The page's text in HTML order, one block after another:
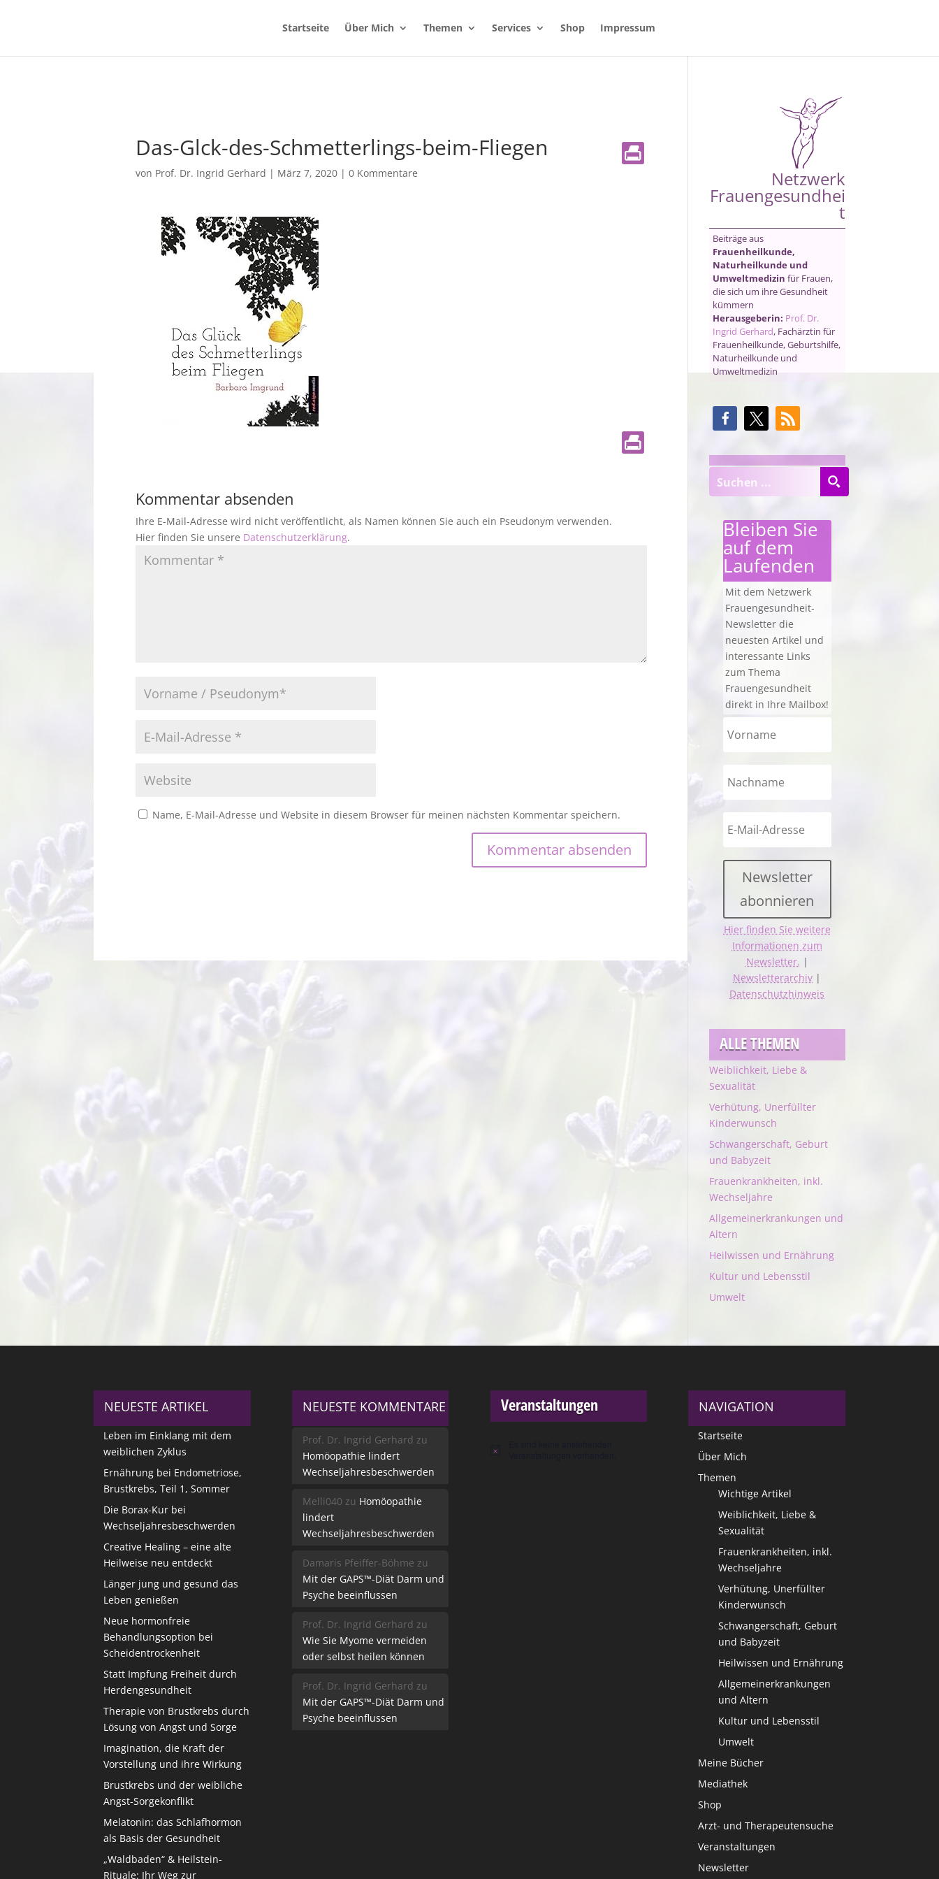
Startseite Über Mich Themen Services Shop Impressum
Das-Glck-des-Schmetterlings-beim-Fliegen
von Prof. Dr. Ingrid Gerhard | März 7, 2020| 0 Kommentare
Kommentar absenden
Ihre E-Mail-Adresse wird nicht veröffentlicht, als Namen können Sie auch ein Pseudonym verwenden.
Hier finden Sie unsere Datenschutzerklärung.
Name, E-Mail-Adresse und Website in diesem Browser für meinen nächsten Kommentar speichern.
Netzwerk
Frauengesundhei
t
Beiträge aus
Frauenheilkunde,
Naturheilkunde und
Umweltmedizin für Frauen,
die sich um ihre Gesundheit
kümmern
Herausgeberin: Prof. Dr.
Ingrid Gerhard, Fachärztin für
Frauenheilkunde, Geburtshilfe,
Naturheilkunde und
Umweltmedizin
Bleiben Sie
auf dem
Laufenden
Mit dem Netzwerk
Frauengesundheit-
Newsletter die
neuesten Artikel und
interessante Links
zum Thema
Frauengesundheit
direkt in Ihre Mailbox!
Newsletter
abonnieren
Hier finden Sie weitere
Informationen zum
Newsletter. |
Newsletterarchiv |
Datenschutzhinweis
ALLE THEMEN
Weiblichkeit, Liebe &
Sexualität
Verhütung, Unerfüllter
Kinderwunsch
Schwangerschaft, Geburt
und Babyzeit
Frauenkrankheiten, inkl.
Wechseljahre
Allgemeinerkrankungen und
Altern
Heilwissen und Ernährung
Kultur und Lebensstil
Umwelt
NEUESTE ARTIKEL
Leben im Einklang mit dem
weiblichen Zyklus
Ernährung bei Endometriose,
Brustkrebs, Teil 1, Sommer
Die Borax-Kur bei
Wechseljahresbeschwerden
Creative Healing – eine alte
Heilweise neu entdeckt
Länger jung und gesund das
Leben genießen
Neue hormonfreie
Behandlungsoption bei
Scheidentrockenheit
Statt Impfung Freiheit durch
Herdengesundheit
Therapie von Brustkrebs durch
Lösung von Angst und Sorge
Imagination, die Kraft der
Vorstellung und ihre Wirkung
Brustkrebs und der weibliche
Angst-Sorgekonflikt
Melatonin: das Schlafhormon
als Basis der Gesundheit
„Waldbaden“ & Heilstein-
Rituale: Ihr Weg zur
NEUESTE KOMMENTARE
Prof. Dr. Ingrid Gerhard zu
Homöopathie lindert
Wechseljahresbeschwerden
Melli040 zu Homöopathie
lindert
Wechseljahresbeschwerden
Damaris Pfeiffer-Böhme zu
Mit der GAPS™-Diät Darm und
Psyche beeinflussen
Prof. Dr. Ingrid Gerhard zu
Wie Sie Myome vermeiden
oder selbst heilen können
Prof. Dr. Ingrid Gerhard zu
Mit der GAPS™-Diät Darm und
Psyche beeinflussen
Veranstaltungen
Hinweis
NAVIGATION
Startseite
Über Mich
Themen
Wichtige Artikel
Weiblichkeit, Liebe &
Sexualität
Frauenkrankheiten, inkl.
Wechseljahre
Verhütung, Unerfüllter
Kinderwunsch
Schwangerschaft, Geburt
und Babyzeit
Heilwissen und Ernährung
Allgemeinerkrankungen
und Altern
Kultur und Lebensstil
Umwelt
Meine Bücher
Mediathek
Shop
Arzt- und Therapeutensuche
Veranstaltungen
Newsletter